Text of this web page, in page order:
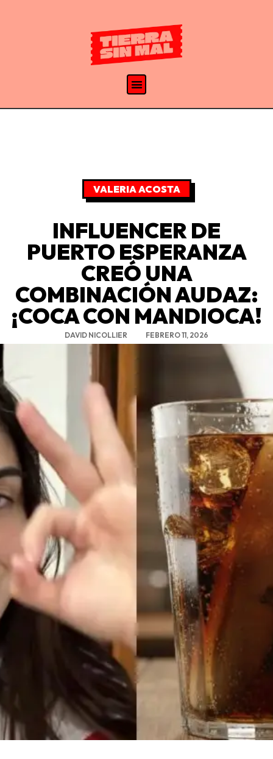
VALERIA ACOSTA
INFLUENCER DE
PUERTO ESPERANZA
CREÓ UNA
COMBINACIÓN AUDAZ:
¡COCA CON MANDIOCA!
DAVID NICOLLIER FEBRERO 11, 2026